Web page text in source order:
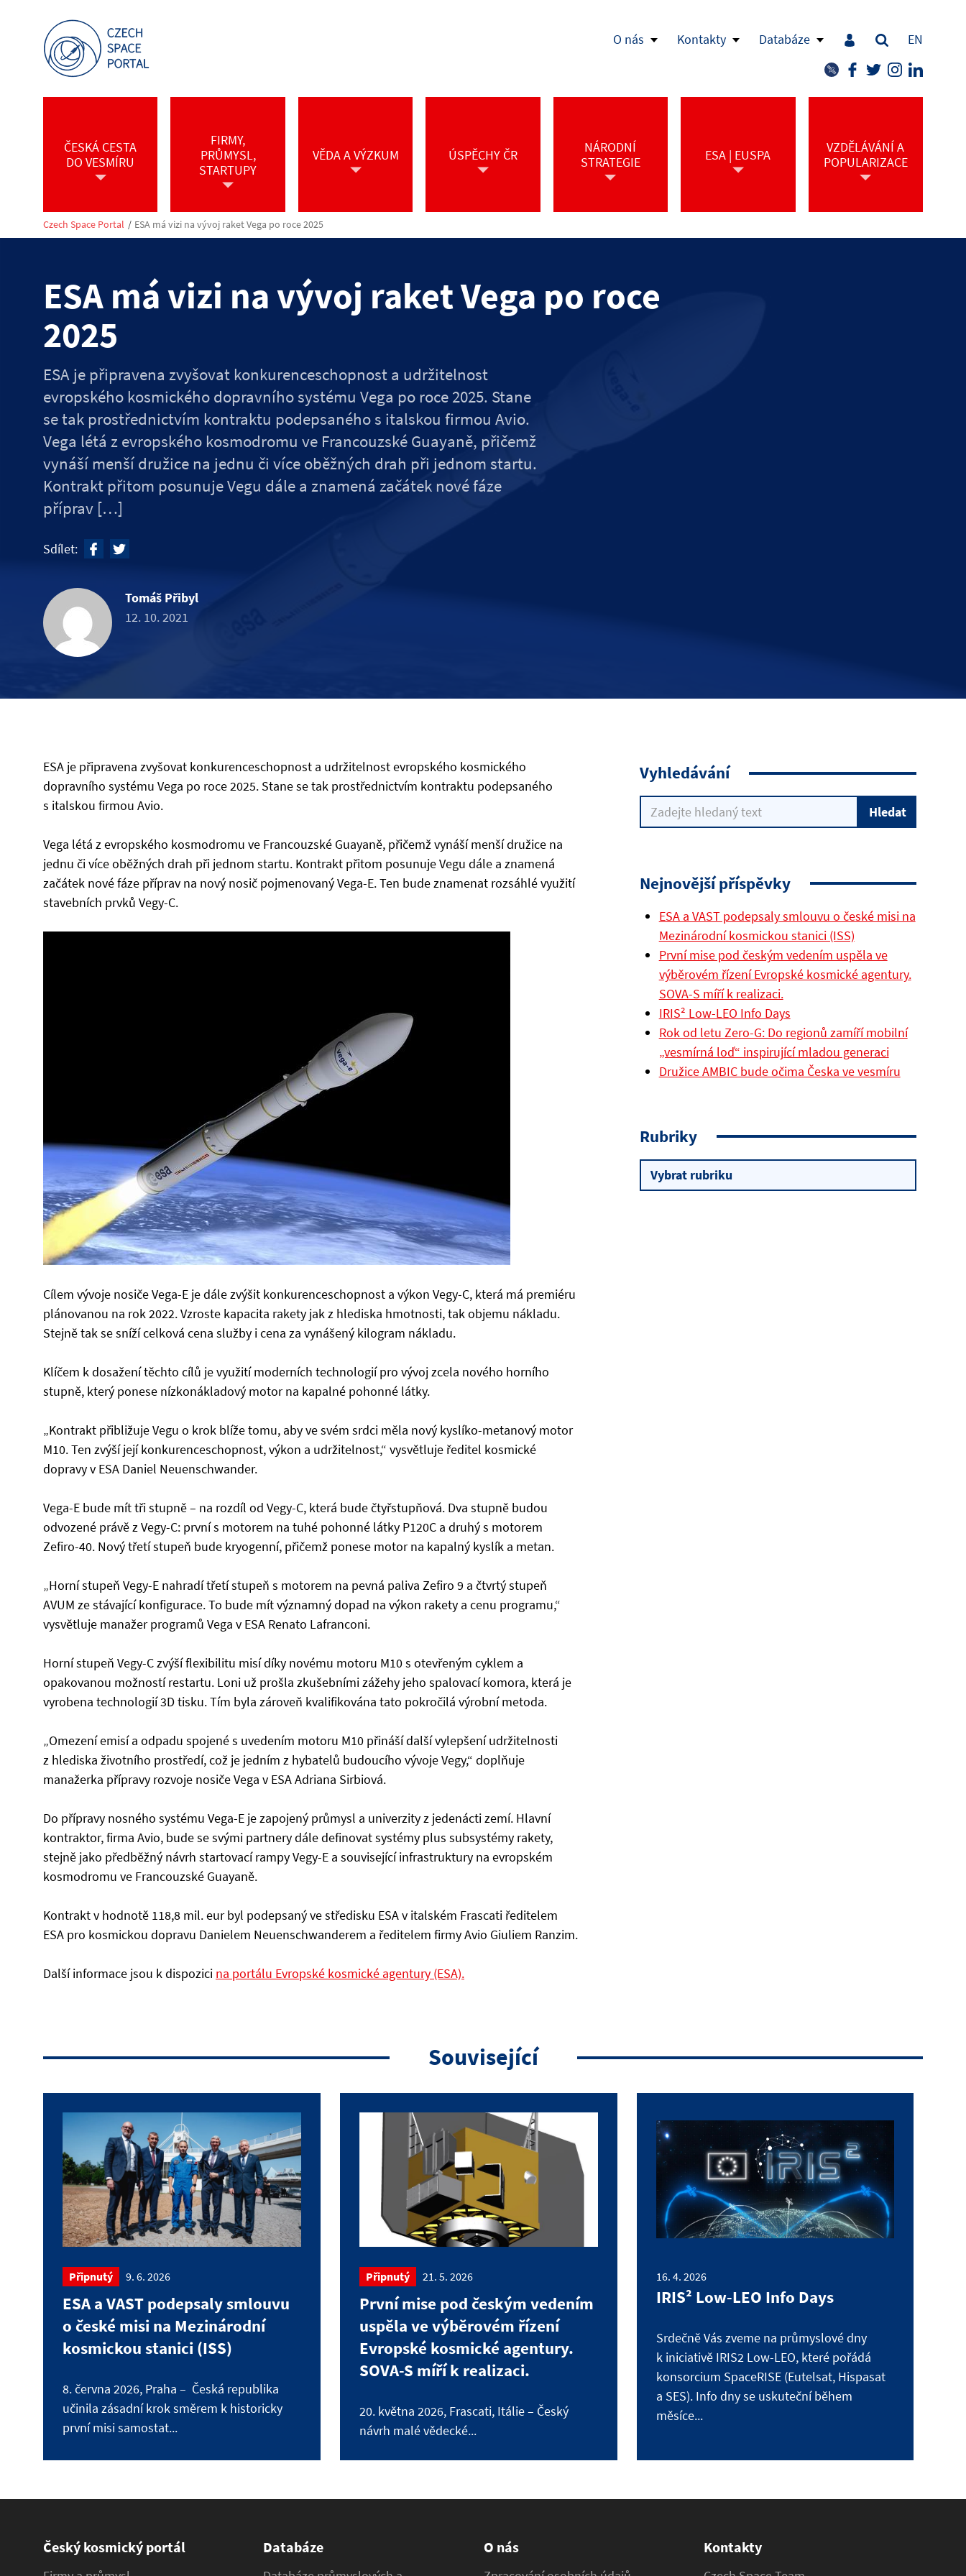
O nás Kontakty Databáze EN
ČESKÁ CESTA
DO VESMÍRU
FIRMY,
PRŮMYSL,
STARTUPY
VĚDA A VÝZKUM ÚSPĚCHY ČR
NÁRODNÍ
STRATEGIE
ESA | EUSPA
VZDĚLÁVÁNÍ A
POPULARIZACE
Czech Space Portal / ESA má vizi na vývoj raket Vega po roce 2025
ESA má vizi na vývoj raket Vega po roce
2025
ESA je připravena zvyšovat konkurenceschopnost a udržitelnost
evropského kosmického dopravního systému Vega po roce 2025. Stane
se tak prostřednictvím kontraktu podepsaného s italskou firmou Avio.
Vega létá z evropského kosmodromu ve Francouzské Guayaně, přičemž
vynáší menší družice na jednu či více oběžných drah při jednom startu.
Kontrakt přitom posunuje Vegu dále a znamená začátek nové fáze
příprav […]
Sdílet:
Tomáš Přibyl
12. 10. 2021
ESA je připravena zvyšovat konkurenceschopnost a udržitelnost evropského kosmického
dopravního systému Vega po roce 2025. Stane se tak prostřednictvím kontraktu podepsaného
s italskou firmou Avio.
Vega létá z evropského kosmodromu ve Francouzské Guayaně, přičemž vynáší menší družice na
jednu či více oběžných drah při jednom startu. Kontrakt přitom posunuje Vegu dále a znamená
začátek nové fáze příprav na nový nosič pojmenovaný Vega-E. Ten bude znamenat rozsáhlé využití
stavebních prvků Vegy-C.
Cílem vývoje nosiče Vega-E je dále zvýšit konkurenceschopnost a výkon Vegy-C, která má premiéru
plánovanou na rok 2022. Vzroste kapacita rakety jak z hlediska hmotnosti, tak objemu nákladu.
Stejně tak se sníží celková cena služby i cena za vynášený kilogram nákladu.
Klíčem k dosažení těchto cílů je využití moderních technologií pro vývoj zcela nového horního
stupně, který ponese nízkonákladový motor na kapalné pohonné látky.
„Kontrakt přibližuje Vegu o krok blíže tomu, aby ve svém srdci měla nový kyslíko-metanový motor
M10. Ten zvýší její konkurenceschopnost, výkon a udržitelnost,“ vysvětluje ředitel kosmické
dopravy v ESA Daniel Neuenschwander.
Vega-E bude mít tři stupně – na rozdíl od Vegy-C, která bude čtyřstupňová. Dva stupně budou
odvozené právě z Vegy-C: první s motorem na tuhé pohonné látky P120C a druhý s motorem
Zefiro-40. Nový třetí stupeň bude kryogenní, přičemž ponese motor na kapalný kyslík a metan.
„Horní stupeň Vegy-E nahradí třetí stupeň s motorem na pevná paliva Zefiro 9 a čtvrtý stupeň
AVUM ze stávající konfigurace. To bude mít významný dopad na výkon rakety a cenu programu,“
vysvětluje manažer programů Vega v ESA Renato Lafranconi.
Horní stupeň Vegy-C zvýší flexibilitu misí díky novému motoru M10 s otevřeným cyklem a
opakovanou možností restartu. Loni už prošla zkušebními zážehy jeho spalovací komora, která je
vyrobena technologií 3D tisku. Tím byla zároveň kvalifikována tato pokročilá výrobní metoda.
„Omezení emisí a odpadu spojené s uvedením motoru M10 přináší další vylepšení udržitelnosti
z hlediska životního prostředí, což je jedním z hybatelů budoucího vývoje Vegy,“ doplňuje
manažerka přípravy rozvoje nosiče Vega v ESA Adriana Sirbiová.
Do přípravy nosného systému Vega-E je zapojený průmysl a univerzity z jedenácti zemí. Hlavní
kontraktor, firma Avio, bude se svými partnery dále definovat systémy plus subsystémy rakety,
stejně jako předběžný návrh startovací rampy Vegy-E a související infrastruktury na evropském
kosmodromu ve Francouzské Guayaně.
Kontrakt v hodnotě 118,8 mil. eur byl podepsaný ve středisku ESA v italském Frascati ředitelem
ESA pro kosmickou dopravu Danielem Neuenschwanderem a ředitelem firmy Avio Giuliem Ranzim.
Další informace jsou k dispozici na portálu Evropské kosmické agentury (ESA).
Vyhledávání
Nejnovější příspěvky
ESA a VAST podepsaly smlouvu o české misi na
Mezinárodní kosmickou stanici (ISS)
První mise pod českým vedením uspěla ve
výběrovém řízení Evropské kosmické agentury.
SOVA-S míří k realizaci.
IRIS² Low-LEO Info Days
Rok od letu Zero-G: Do regionů zamíří mobilní
„vesmírná loď“ inspirující mladou generaci
Družice AMBIC bude očima Česka ve vesmíru
Rubriky
Rubriky
Související
Připnutý 9. 6. 2026
ESA a VAST podepsaly smlouvu
o české misi na Mezinárodní
kosmickou stanici (ISS)
8. června 2026, Praha – Česká republika
učinila zásadní krok směrem k historicky
první misi samostat...
Připnutý 21. 5. 2026
První mise pod českým vedením
uspěla ve výběrovém řízení
Evropské kosmické agentury.
SOVA-S míří k realizaci.
20. května 2026, Frascati, Itálie – Český
návrh malé vědecké...
16. 4. 2026
IRIS² Low-LEO Info Days
Srdečně Vás zveme na průmyslové dny
k iniciativě IRIS2 Low-LEO, které pořádá
konsorcium SpaceRISE (Eutelsat, Hispasat
a SES). Info dny se uskuteční během
měsíce...
Český kosmický portál Databáze O nás Kontakty